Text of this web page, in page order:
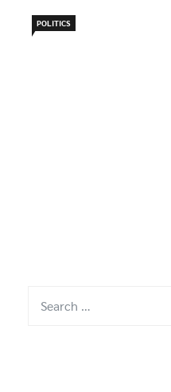
POLITICS